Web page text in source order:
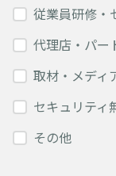
従業員研修・
代理店・パー
取材・メディ
セキュリティ
その他